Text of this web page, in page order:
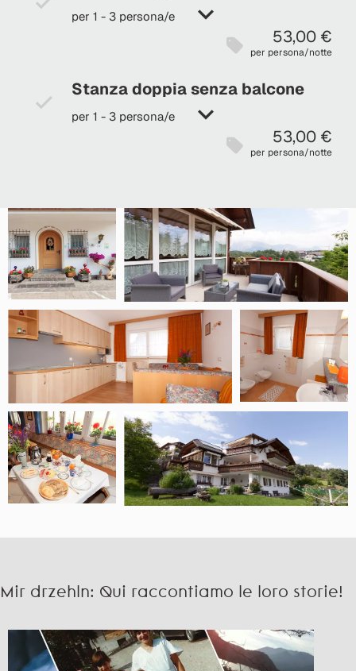
per 1 - 3 persona/e
53,00 €
per persona/notte
Stanza doppia senza balcone
per 1 - 3 persona/e
53,00 €
per persona/notte
Mir drzehln: Qui raccontiamo le loro storie!